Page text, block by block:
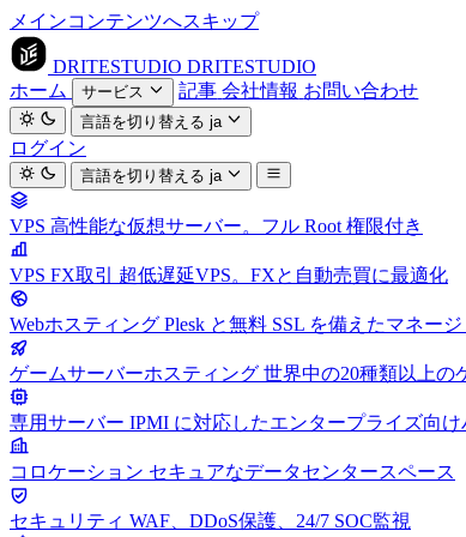
メインコンテンツへスキップ
DRITESTUDIO DRITESTUDIO
ホーム
サービス 記事 会社情報 お問い合わせ
言語を切り替える ja
ログイン
言語を切り替える ja
VPS 高性能な仮想サーバー。フル Root 権限付き
VPS FX取引 超低遅延VPS。FXと自動売買に最適化
Webホスティング Plesk と無料 SSL を備えたマネー
ゲームサーバーホスティング 世界中の20種類以上の
専用サーバー IPMI に対応したエンタープライズ向
コロケーション セキュアなデータセンタースペース
セキュリティ WAF、DDoS保護、24/7 SOC監視